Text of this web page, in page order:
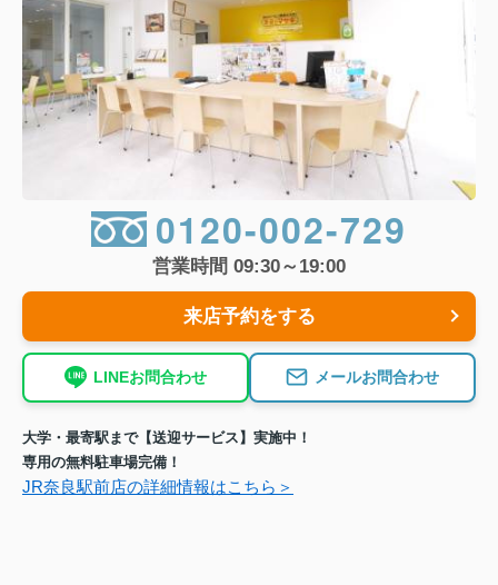
0120-002-729
営業時間 09:30～19:00
来店予約をする
LINEお問合わせ メールお問合わせ
大学・最寄駅まで【送迎サービス】実施中！
専用の無料駐車場完備！
JR奈良駅前店の詳細情報はこちら＞